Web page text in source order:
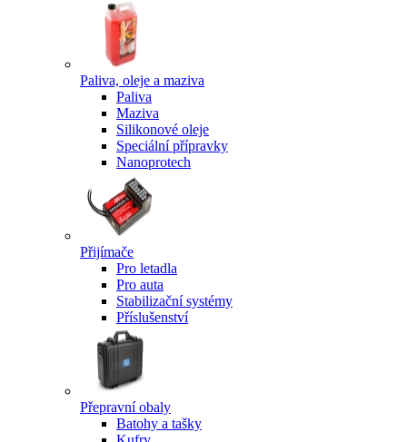
Paliva, oleje a maziva
Paliva
Maziva
Silikonové oleje
Speciální přípravky
Nanoprotech
Přijímače
Pro letadla
Pro auta
Stabilizační systémy
Příslušenství
Přepravní obaly
Batohy a tašky